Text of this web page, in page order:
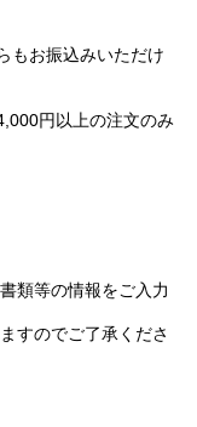
お振込みいただけ
円以上の注文のみ
類等の情報をご入力
のでご了承くださ